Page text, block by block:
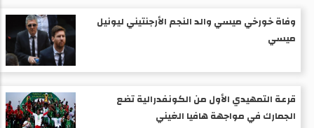
وفاة خورخي ميسي والد النجم الأرجنتيني ليونيل
ميسي
قرعة التمهيدي الأول من الكونفدرالية تضع
الجمارك في مواجهة هافيا الغيني